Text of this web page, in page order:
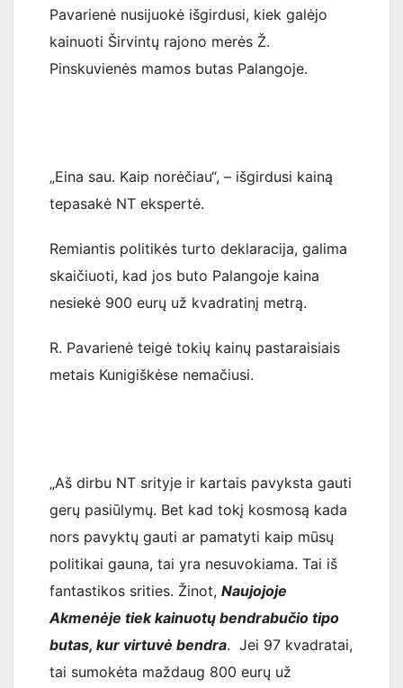
Pavarienė nusijuokė išgirdusi, kiek galėjo
kainuoti Širvintų rajono merės Ž.
Pinskuvienės mamos butas Palangoje.
„Eina sau. Kaip norėčiau“, – išgirdusi kainą
tepasakė NT ekspertė.
Remiantis politikės turto deklaracija, galima
skaičiuoti, kad jos buto Palangoje kaina
nesiekė 900 eurų už kvadratinį metrą.
R. Pavarienė teigė tokių kainų pastaraisiais
metais Kunigiškėse nemačiusi.
„Aš dirbu NT srityje ir kartais pavyksta gauti
gerų pasiūlymų. Bet kad tokį kosmosą kada
nors pavyktų gauti ar pamatyti kaip mūsų
politikai gauna, tai yra nesuvokiama. Tai iš
fantastikos srities. Žinot, Naujojoje
Akmenėje tiek kainuotų bendrabučio tipo
butas, kur virtuvė bendra. Jei 97 kvadratai,
tai sumokėta maždaug 800 eurų už